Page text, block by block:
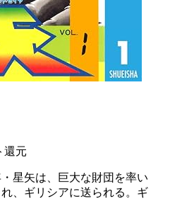
還元
星矢は、巨大な財団を率い
、ギリシアに送られる。ギ